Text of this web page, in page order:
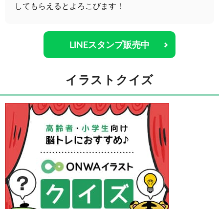
してもらえるとよろこびます！
LINEスタンプ販売中
イラストクイズ